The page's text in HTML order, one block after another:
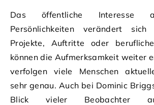
Das öffentliche Interesse
Persönlichkeiten verändert
Projekte, Auftritte oder
können die Aufmerksamkeit weiter
verfolgen viele Menschen
sehr genau. Auch bei Dominic
Blick vieler Beobachter